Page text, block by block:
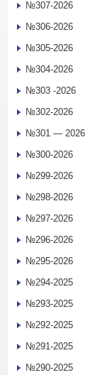
№307-2026
№306-2026
№305-2026
№304-2026
№303 -2026
№302-2026
№301 — 2026
№300-2026
№299-2026
№298-2026
№297-2026
№296-2026
№295-2026
№294-2025
№293-2025
№292-2025
№291-2025
№290-2025